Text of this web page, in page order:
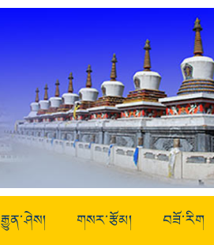
རྒྱུན་ཤེས། གསར་རྩོམ།
བཟོ་རིག